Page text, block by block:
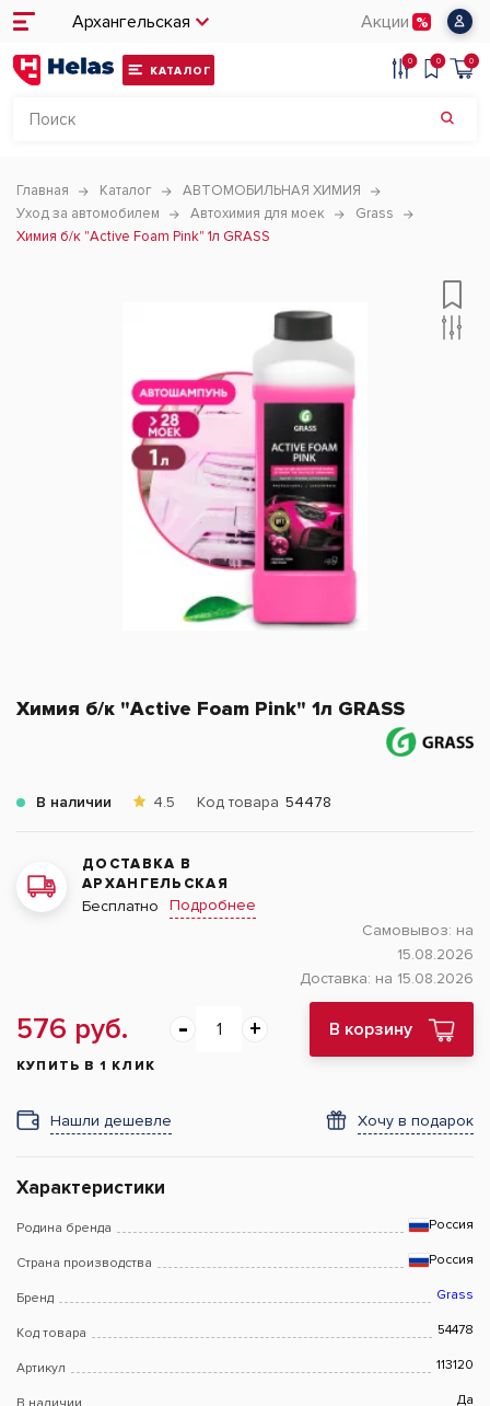
Архангельская Акции
КАТАЛОГ
0 0 0
Главная Каталог
АВТОМОБИЛЬНАЯ ХИМИЯ
Уход за автомобилем
Автохимия для моек
Grass
Химия б/к "Active Foam Pink" 1л GRASS
Химия б/к "Active Foam Pink" 1л GRASS
В наличии 4.5 Код товара 54478
ДОСТАВКА В
АРХАНГЕЛЬСКАЯ
Бесплатно
Подробнее
Самовывоз: на
15.08.2026
Доставка: на 15.08.2026
576 руб. В корзину
КУПИТЬ В 1 КЛИК
Нашли дешевле Хочу в подарок
Характеристики
Родина бренда Россия
Страна производства Россия
Бренд Grass
Код товара 54478
Артикул 113120
Да